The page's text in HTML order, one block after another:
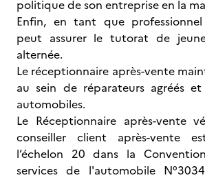
politique de son entreprise en la
Enfin, en tant que
peut assurer le tutorat de
alternée.
Le réceptionnaire après-vente
au sein de réparateurs agréés
automobiles.
Le Réceptionnaire après-vente
conseiller client après-vente
l’échelon 20 dans la
services de l'automobile